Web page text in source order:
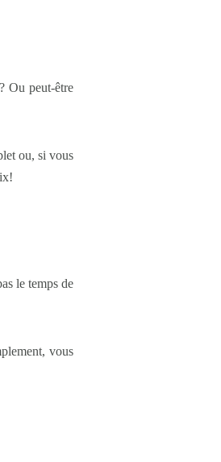
Ou peut-être
ou, si vous
le temps de
vous